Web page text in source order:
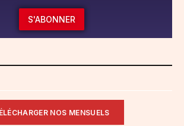
S'ABONNER
NOS MENSUELS